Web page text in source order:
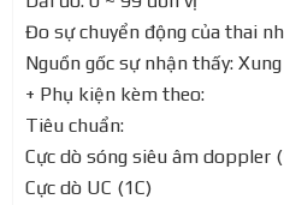
Đo sự chuyển động của thai
Nguồn gốc sự nhận thấy:
+ Phụ kiện kèm theo:
Tiêu chuẩn:
Cực dò sóng siêu âm doppler
Cực dò UC (1C)